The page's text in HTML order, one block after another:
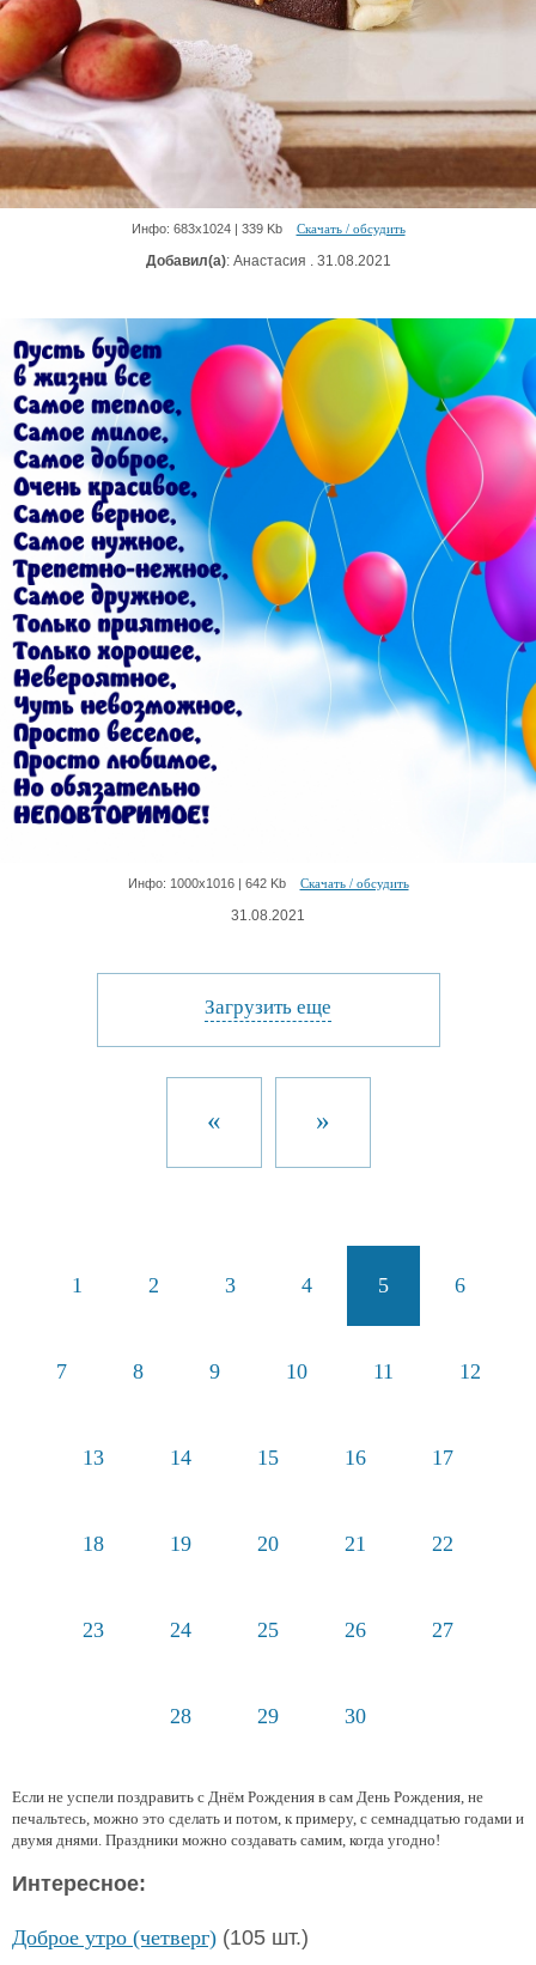
Инфо: 683х1024 | 339 Kb Скачать / обсудить
Добавил(а): Анастасия . 31.08.2021
Инфо: 1000х1016 | 642 Kb Скачать / обсудить
31.08.2021
Загрузить еще
« »
1 2 3 4 5 6
7 8 9 10 11 12
13 14 15 16 17
18 19 20 21 22
23 24 25 26 27
28 29 30
Если не успели поздравить с Днём Рождения в сам День Рождения, не
печальтесь, можно это сделать и потом, к примеру, с семнадцатью годами и
двумя днями. Праздники можно создавать самим, когда угодно!
Интересное:
Доброе утро (четверг) (105 шт.)